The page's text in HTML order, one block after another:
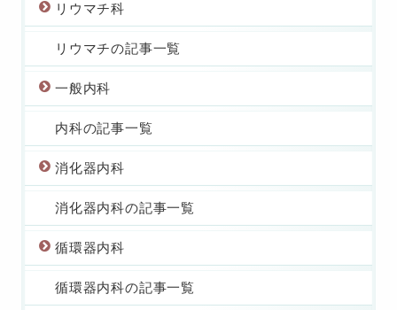
リウマチ科
リウマチの記事一覧
一般内科
内科の記事一覧
消化器内科
消化器内科の記事一覧
循環器内科
循環器内科の記事一覧